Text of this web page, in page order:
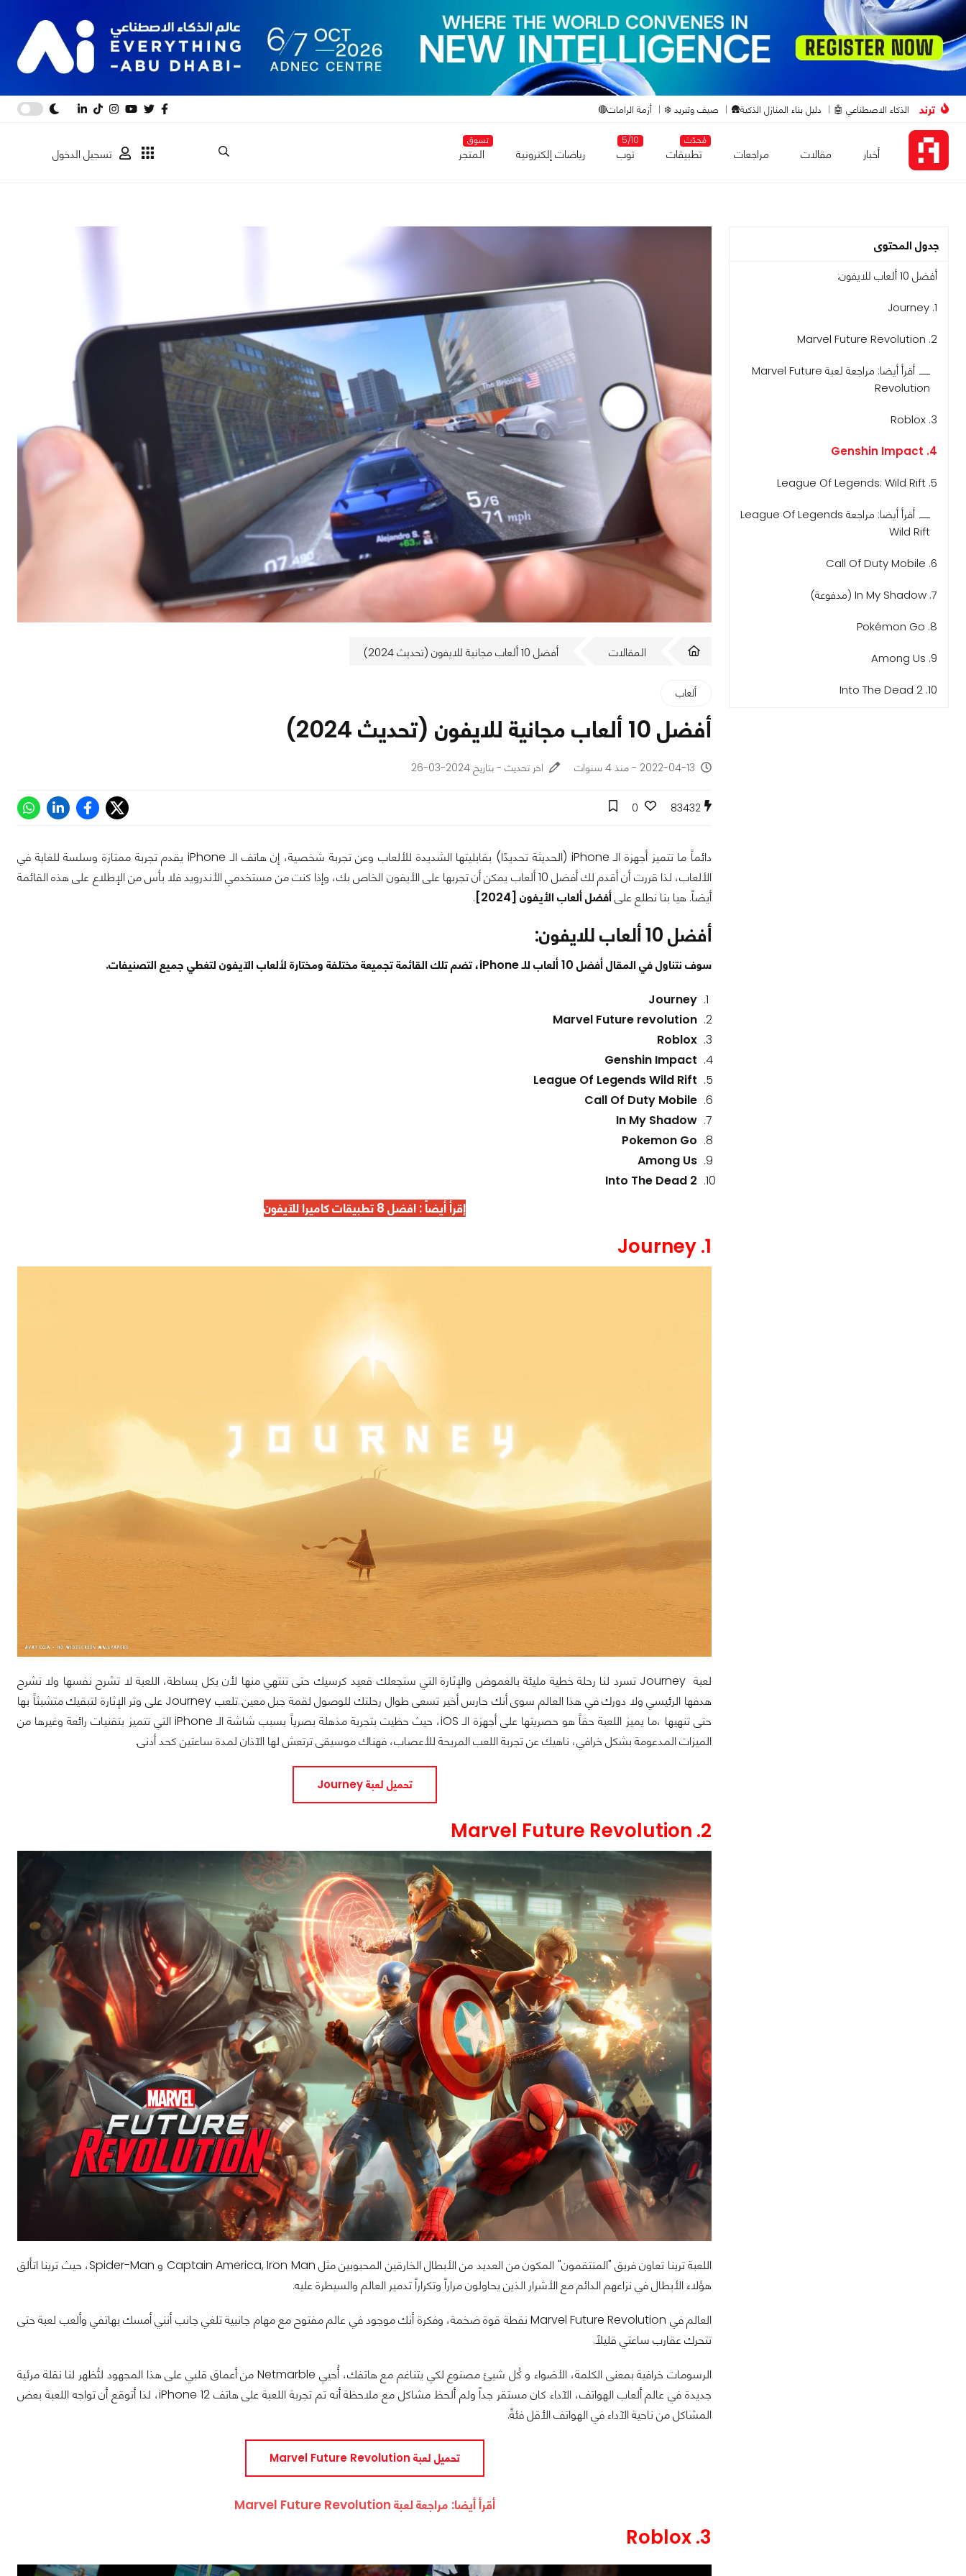
ترند الذكاء الاصطناعي 🤖 دليل بناء المنازل الذكية🛖 صيف وتبريد ❄️ أزمة الرامات🔴
أخبار مقالات مراجعات
مُحدّث
تطبيقات
5/10
توب رياضات إلكترونية
تسوق
المتجر تسجيل الدخول
جدول المحتوى
أفضل 10 ألعاب للايفون:
1. Journey
2. Marvel Future Revolution
أقرأ أيضا: مراجعة لعبة Marvel Future
Revolution
3. Roblox
4. Genshin Impact
5. League Of Legends: Wild Rift
أقرأ أيضا: مراجعة League Of Legends
Wild Rift
6. Call Of Duty Mobile
7. In My Shadow (مدفوعة)
8. Pokémon Go
9. Among Us
10. Into The Dead 2
المقالات أفضل 10 ألعاب مجانية للايفون (تحديث 2024)
ألعاب
أفضل 10 ألعاب مجانية للايفون (تحديث 2024)
2022-04-13 - منذ 4 سنوات اخر تحديث - بتاريخ 2024-03-26
83432
0
دائماً ما تتميز أجهزة الـ iPhone (الحديثة تحديدًا) بقابليتها الشديدة للألعاب وعن تجربة شخصية، إن هاتف الـ iPhone يقدم تجربة ممتازة وسلسة للغاية في
الألعاب، لذا قررت أن أقدم لك أفضل 10 ألعاب يمكن أن تجربها على الأيفون الخاص بك، وإذا كنت من مستخدمي الأندرويد فلا بأس من الإطلاع على هذه القائمة
أيضاً. هيا بنا نطلع علىأفضل ألعاب الأيفون [2024] .
أفضل 10 ألعاب للايفون:
سوف نتناول في المقال أفضل 10 ألعاب للـ iPhone، تضم تلك القائمة تجميعة مختلفة ومختارة لألعاب الآيفون لتغطي جميع التصنيفات.
Journey
Marvel Future revolution
Roblox
Genshin Impact
League Of Legends Wild Rift
Call Of Duty Mobile
In My Shadow
Pokemon Go
Among Us
Into The Dead 2
إقرأ أيضاً : افضل 8 تطبيقات كاميرا للآيفون
1. Journey
لعبة Journey تسرد لنا رحلة خطية مليئة بالغموض والإثارة التي ستجعلك قعيد كرسيك حتى تنتهي منها لأن بكل بساطة، اللعبة لا تشرح نفسها ولا تشرح
هدفها الرئيسي ولا دورك في هذا العالم سوى أنك حارس أخير تسعى طوال رحلتك للوصول لقمة جبل معين..تلعب Journey على وتر الإثارة لتبقيك متشبثاً بها
حتى تنهيها ،ما يميز اللعبة حقاً هو حصريتها على أجهزة الـ iOS، حيث حظيت بتجربة مذهلة بصرياً بسبب شاشة الـ iPhone التي تتميز بتقنيات رائعة وغيرها من
الميزات المدعومة بشكل خرافي، ناهيك عن تجربة اللعب المريحة للأعصاب، فهناك موسيقى ترتعش لها الآذان لمدة ساعتين كحد أدنى.
تحميل لعبة Journey
2. Marvel Future Revolution
اللعبة ترينا تعاون فريق "المنتقمون" المكون من العديد من الأبطال الخارقين المحبوبين مثل Captain America, Iron Man و Spider-Man، حيث ترينا اتألق
هؤلاء الأبطال في نزاعهم الدائم مع الأشرار الذين يحاولون مراراً وتكراراً تدمير العالم والسيطرة عليه.
العالم في Marvel Future Revolution نقطة قوة ضخمة، وفكرة أنك موجود في عالم مفتوح مع مهام جانبية تلغي جانب أنني أمسك بهاتفي وألعب لعبة حتى
تتحرك عقارب ساعتي قليلاً.
الرسومات خرافية بمعنى الكلمة، الأضواء و كُل شيئ مصنوع لكي يتناغم مع هاتفك، أُحيي Netmarble من أعماق قلبي على هذا المجهود لتُظهر لنا نقلة مرئية
جديدة في عالم ألعاب الهواتف، الآداء كان مستقر جداً ولم ألحظ مشاكل مع ملاحظة أنه تم تجربة اللعبة على هاتف iPhone 12، لذا أتوقع أن تواجه اللعبة بعض
المشاكل من ناحية الآداء في الهواتف الأقل فئةً.
تحميل لعبة Marvel Future Revolution
أقرأ أيضا: مراجعة لعبة Marvel Future Revolution
3. Roblox